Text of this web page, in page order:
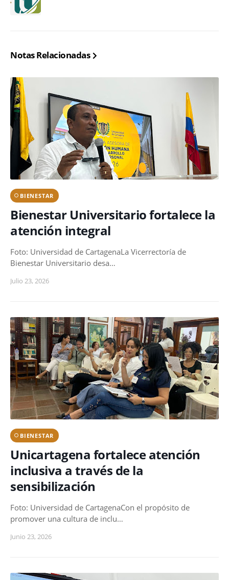
Notas Relacionadas
BIENESTAR
Bienestar Universitario fortalece la
atención integral
Foto: Universidad de CartagenaLa Vicerrectoría de
Bienestar Universitario desa…
Julio 23, 2026
BIENESTAR
Unicartagena fortalece atención
inclusiva a través de la
sensibilización
Foto: Universidad de CartagenaCon el propósito de
promover una cultura de inclu…
Junio 23, 2026